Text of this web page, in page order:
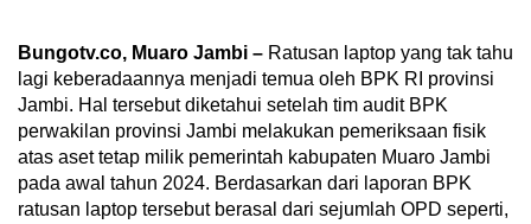
Bungotv.co, Muaro Jambi – Ratusan laptop yang tak tahu
lagi keberadaannya menjadi temua oleh BPK RI provinsi
Jambi. Hal tersebut diketahui setelah tim audit BPK
perwakilan provinsi Jambi melakukan pemeriksaan fisik
atas aset tetap milik pemerintah kabupaten Muaro Jambi
pada awal tahun 2024. Berdasarkan dari laporan BPK
ratusan laptop tersebut berasal dari sejumlah OPD seperti,